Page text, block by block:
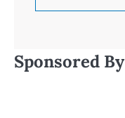
Sponsored By